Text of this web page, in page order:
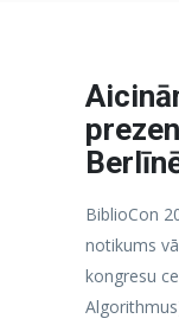
BiblioCon
notikums
kongresu